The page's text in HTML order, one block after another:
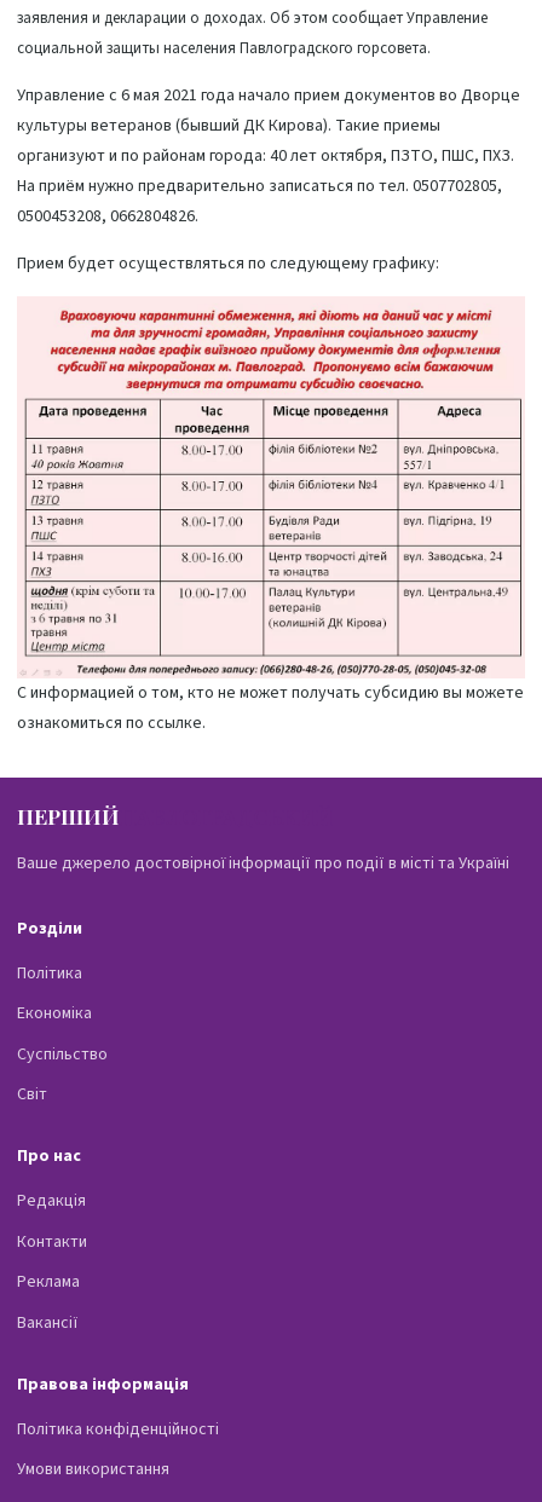
заявления и декларации о доходах. Об этом сообщает Управление
социальной защиты населения Павлоградского горсовета.
Управление с 6 мая 2021 года начало прием документов во Дворце
культуры ветеранов (бывший ДК Кирова). Такие приемы
организуют и по районам города: 40 лет октября, ПЗТО, ПШС, ПХЗ.
На приём нужно предварительно записаться по тел. 0507702805,
0500453208, 0662804826.
Прием будет осуществляться по следующему графику:
С информацией о том, кто не может получать субсидию вы можете
ознакомиться по ссылке.
ПЕРШИЙ
Ваше джерело достовірної інформації про події в місті та Україні
Розділи
Політика
Економіка
Суспільство
Світ
Про нас
Редакція
Контакти
Реклама
Вакансії
Правова інформація
Політика конфіденційності
Умови використання